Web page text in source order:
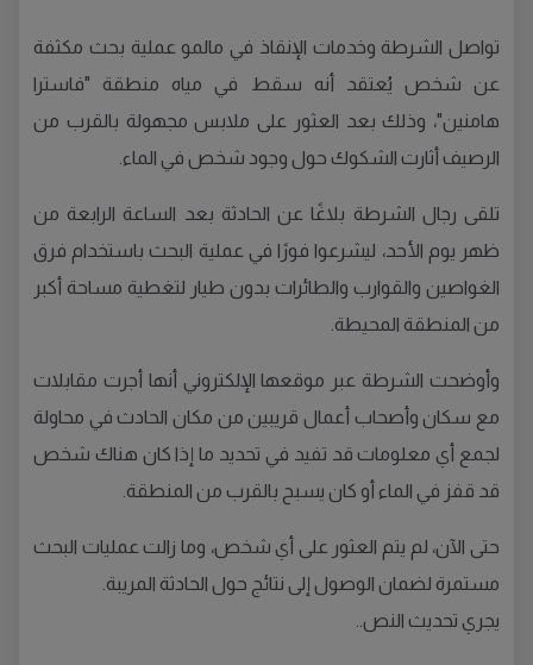
تواصل الشرطة وخدمات الإنقاذ في مالمو عملية بحث مكثفة
عن شخص يُعتقد أنه سقط في مياه منطقة "فاسترا
هامنين"، وذلك بعد العثور على ملابس مجهولة بالقرب من
الرصيف أثارت الشكوك حول وجود شخص في الماء.
تلقى رجال الشرطة بلاغًا عن الحادثة بعد الساعة الرابعة من
ظهر يوم الأحد، ليشرعوا فورًا في عملية البحث باستخدام فرق
الغواصين والقوارب والطائرات بدون طيار لتغطية مساحة أكبر
من المنطقة المحيطة.
وأوضحت الشرطة عبر موقعها الإلكتروني أنها أجرت مقابلات
مع سكان وأصحاب أعمال قريبين من مكان الحادث في محاولة
لجمع أي معلومات قد تفيد في تحديد ما إذا كان هناك شخص
قد قفز في الماء أو كان يسبح بالقرب من المنطقة.
حتى الآن، لم يتم العثور على أي شخص، وما زالت عمليات البحث
مستمرة لضمان الوصول إلى نتائج حول الحادثة المريبة.
يجري تحديث النص..